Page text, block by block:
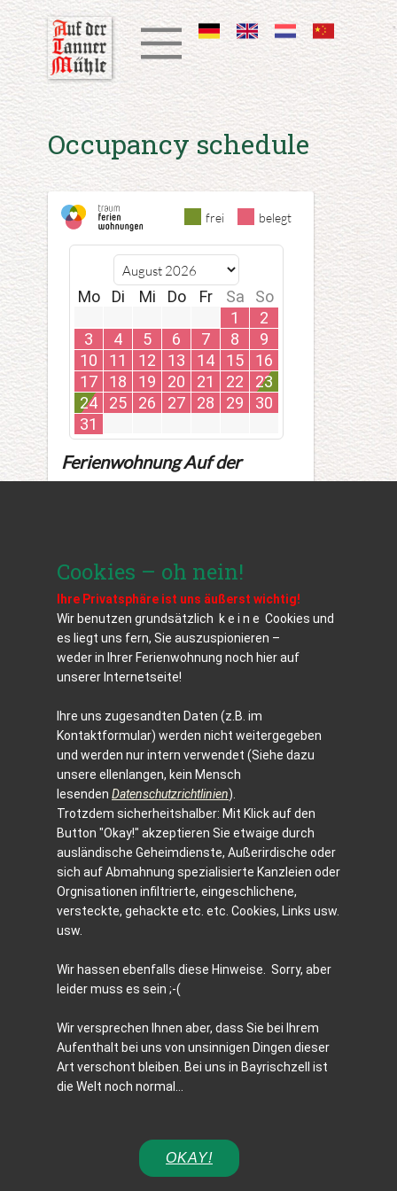
​​Occupancy schedule
frei belegt
Mo Di Mi Do Fr Sa
So
1
2
3
4 5 6 7 8
9
10
11 12 13 14 15
16
17
18 19 20 21 22
23
24
25 26 27 28 29
30
31
Ferienwohnung Auf der
Cookies – oh nein!
I​hre Privatsphäre ist uns äußerst wichtig!
Wir benutzen grundsätzlich k e i n e Cookies und
es liegt uns fern, Sie auszuspionieren –
weder in Ihrer Ferienwohnung noch hier auf
unserer Internetseite!
Ihre uns zugesandten Daten (z.B. im
Kontaktformular) werden nicht weitergegeben
und werden nur intern verwendet (Siehe dazu
unsere ellenlangen, kein Mensch
lesenden Datenschutzrichtlinien).
Trotzdem sicherheitshalber: Mit Klick auf den
Button "Okay!" akzeptieren Sie etwaige durch
ausländische Geheimdienste, Außerirdische oder
sich auf Abmahnung spezialisierte Kanzleien oder
Orgnisationen infiltrierte, eingeschlichene,
versteckte, gehackte etc. etc. Cookies, Links usw.
usw.
Wir hassen ebenfalls diese Hinweise. Sorry, aber
leider muss es sein ;-(
Wir versprechen Ihnen aber, dass Sie bei Ihrem
Aufenthalt bei uns von unsinnigen Dingen dieser
Art verschont bleiben. Bei uns in Bayrischzell ist
die Welt noch normal…
OKAY!